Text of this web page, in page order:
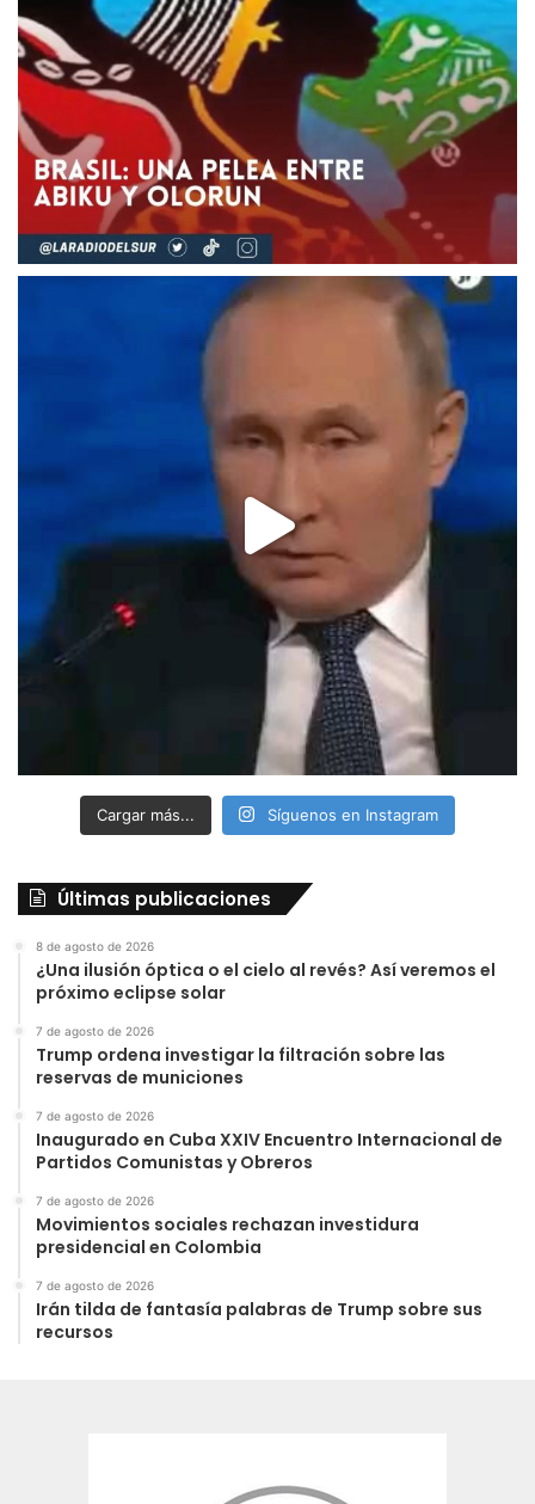
Cargar más... Síguenos en Instagram
Últimas publicaciones
8 de agosto de 2026
¿Una ilusión óptica o el cielo al revés? Así veremos el
próximo eclipse solar
7 de agosto de 2026
Trump ordena investigar la filtración sobre las
reservas de municiones
7 de agosto de 2026
Inaugurado en Cuba XXIV Encuentro Internacional de
Partidos Comunistas y Obreros
7 de agosto de 2026
Movimientos sociales rechazan investidura
presidencial en Colombia
7 de agosto de 2026
Irán tilda de fantasía palabras de Trump sobre sus
recursos